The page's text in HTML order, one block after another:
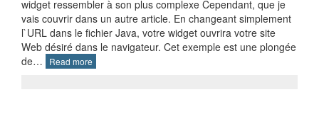
widget ressembler à son plus complexe Cependant, que je
vais couvrir dans un autre article. En changeant simplement
l`URL dans le fichier Java, votre widget ouvrira votre site
Web désiré dans le navigateur. Cet exemple est une plongée
de…
Read more